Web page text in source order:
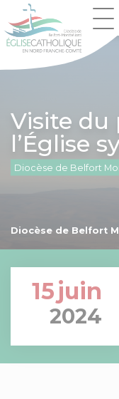
Visite du
l’Église
Diocèse de Belfort
Diocèse de Belfort
15juin
2024